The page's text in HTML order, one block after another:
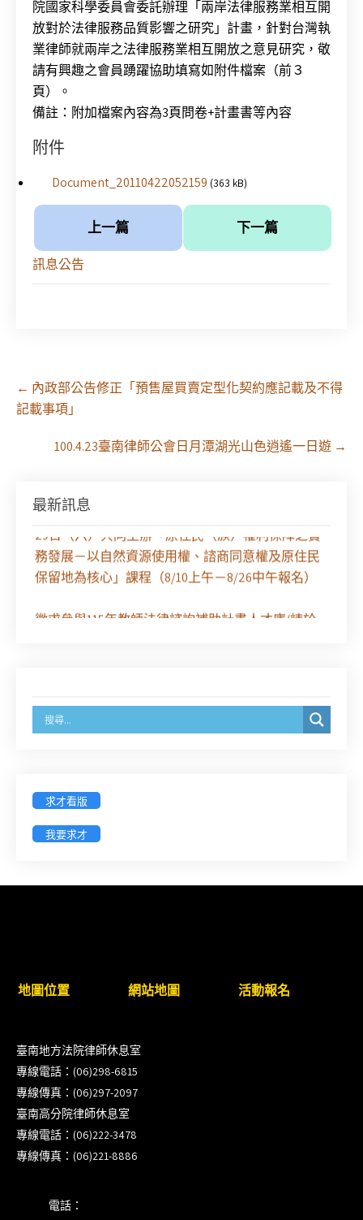
院國家科學委員會委託辦理「兩岸法律服務業相互開
放對於法律服務品質影響之研究」計畫，針對台灣執
業律師就兩岸之法律服務業相互開放之意見研究，敬
請有興趣之會員踴躍協助填寫如附件檔案（前３
頁）。
備註：附加檔案內容為3頁問卷+計畫書等內容
附件
Document_20110422052159 (363 kB)
上一篇 下一篇
訊息公告
Post
navigation
← 內政部公告修正「預售屋買賣定型化契約應記載及不得
記載事項」
100.4.23臺南律師公會日月潭湖光山色逍遙一日遊 →
最新訊息
【課程報名】全律會與台北律師公會等單位定於8月
29日（六）共同主辦「原住民（族）權利保障之實
務發展－以自然資源使用權、諮商同意權及原住民
保留地為核心」課程（8/10上午－8/26中午報名）
徵求參與115年教師法律諮詢補助計畫人才庫(請於
之分公司及商業應參加「勞動權益講習」
徵詢有意願擔任臺南市115年度國民中小學法治教育
衛」課程(8/12前向本會報名,實體)
壇｣
【重要公告】115年職場霸凌調查專業人才(律師)培
訓課程（雲嘉南場）錄取通知已發送
本會訂於115年8月15日(六)上午舉辦「使用AI如何幫
前報名，實體+線上併行)
求才看版
我要求才
地圖位置 網站地圖 活動報名
臺南地方法院律師休息室
專線電話：(06)298-6815
專線傳真：(06)297-2097
臺南高分院律師休息室
專線電話：(06)222-3478
專線傳真：(06)221-8886
電話：